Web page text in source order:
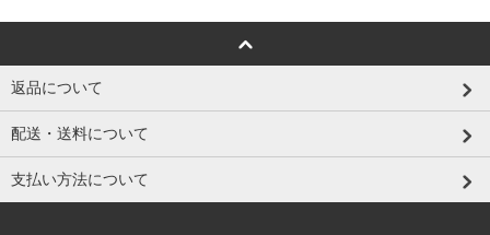
返品について
配送・送料について
支払い方法について